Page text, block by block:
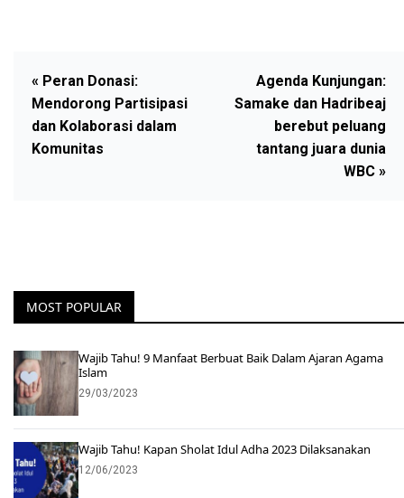
« Peran Donasi:
Mendorong Partisipasi
dan Kolaborasi dalam
Komunitas
Agenda Kunjungan:
Samake dan Hadribeaj
berebut peluang
tantang juara dunia
WBC »
MOST POPULAR
Wajib Tahu! 9 Manfaat Berbuat Baik Dalam Ajaran Agama
Islam
29/03/2023
Wajib Tahu! Kapan Sholat Idul Adha 2023 Dilaksanakan
12/06/2023